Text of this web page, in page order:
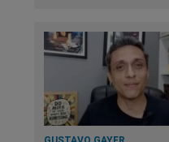
GUSTAVO GAYER